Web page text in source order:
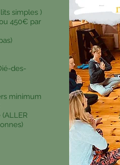
simples )
450€ par
des-
minimum